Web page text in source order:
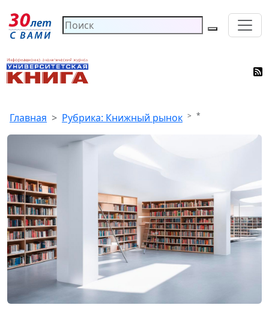
Главная Рубрика: Книжный рынок *